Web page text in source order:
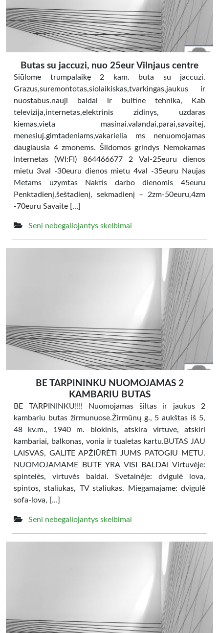
Butas su jaccuzi, nuo 25eur Vilnjaus centre
Siūlome trumpalaikę 2 kam. buta su jaccuzi.
Grazus,suremontotas,siolaikiskas,tvarkingas,jaukus ir
nuostabus.nauji baldai ir buitine tehnika, Kab
televizija,internetas,elektrinis zidinys, uzdaras
kiemas,vieta masinai.valandai,parai,savaitej,
menesiuj.gimtadeniams,vakarielia ms nenuomojamas
daugiausia 4 zmonems. Šildomos grindys Nemokamas
Internetas (WI:FI) 864466677 2 Val-25euru dienos
mietu 3val -30euru dienos mietu 4val -35euru Naujas
Metams uzymtas Naktis darbo dienomis 45euru
Penktadienį,šeštadienį, sekmadienį – 2zm-50euru,4zm
-70euru Savaite […]
Seni nebegaliojantys skelbimai
BE TARPININKU NUOMOJAMAS 2
KAMBARIU BUTAS
BE TARPININKU!!!! Nuomojamas šiltas ir jaukus 2
kambariu butas žirmunuose.Žirmūnų g., 5 aukštas iš 5,
48 kv.m., 1940 m. blokinis, atskira virtuve, atskiri
kambariai, balkonas, vonia ir tualetas kartu.BUTAS JAU
LAISVAS, GALITE APŽIŪRĖTI JUMS PATOGIU METU.
NUOMOJAMAME BUTE YRA VISI BALDAI Virtuvėje:
spintelės, virtuvės baldai. Svetainėje: dvigulė lova,
spintos, staliukas, TV staliukas. Miegamajame: dvigulė
sofa-lova, […]
Seni nebegaliojantys skelbimai